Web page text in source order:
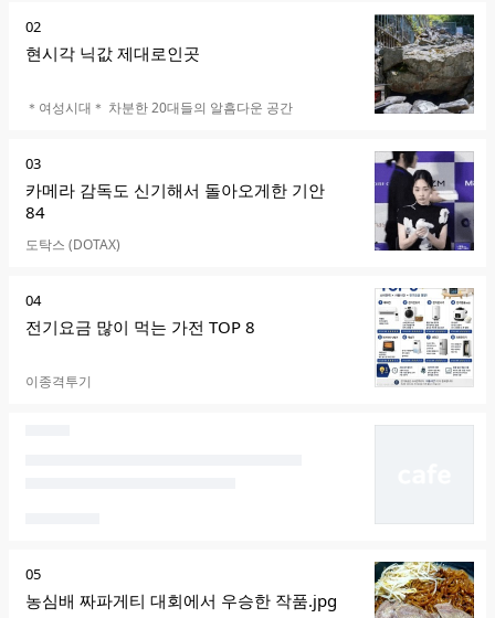
순
위
02
현시각 닉값 제대로인곳
카페명
＊여성시대＊ 차분한 20대들의 알흠다운 공간
순
위
03
카메라 감독도 신기해서 돌아오게한 기안
84
카페명
도탁스 (DOTAX)
순
위
04
전기요금 많이 먹는 가전 TOP 8
카페명
이종격투기
순
위
05
농심배 짜파게티 대회에서 우승한 작품.jpg